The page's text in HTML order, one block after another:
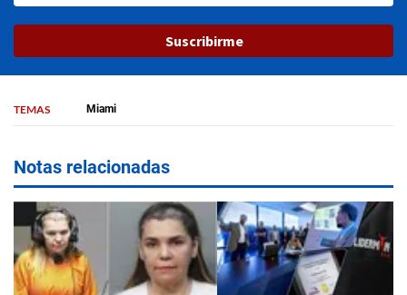
Suscribirme
TEMAS Miami
Notas relacionadas